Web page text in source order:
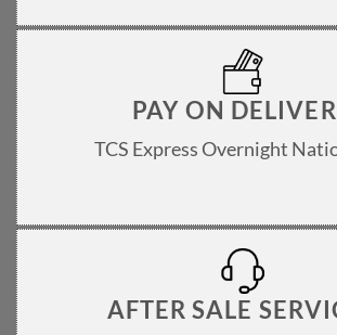
PAY ON
TCS Express Overnight
AFTER SALE